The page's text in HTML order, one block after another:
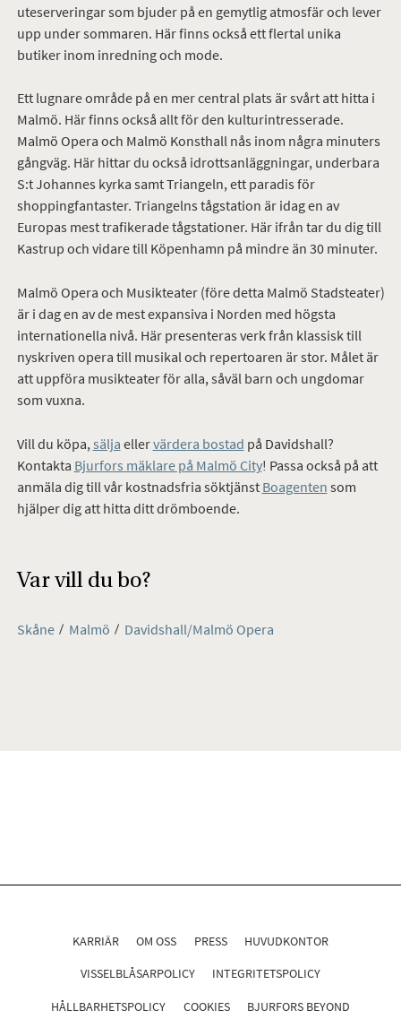
uteserveringar som bjuder på en gemytlig atmosfär och lever
upp under sommaren. Här finns också ett flertal unika
butiker inom inredning och mode.
Ett lugnare område på en mer central plats är svårt att hitta i
Malmö. Här finns också allt för den kulturintresserade.
Malmö Opera och Malmö Konsthall nås inom några minuters
gångväg. Här hittar du också idrottsanläggningar, underbara
S:t Johannes kyrka samt Triangeln, ett paradis för
shoppingfantaster. Triangelns tågstation är idag en av
Europas mest trafikerade tågstationer. Här ifrån tar du dig till
Kastrup och vidare till Köpenhamn på mindre än 30 minuter.
Malmö Opera och Musikteater (före detta Malmö Stadsteater)
är i dag en av de mest expansiva i Norden med högsta
internationella nivå. Här presenteras verk från klassisk till
nyskriven opera till musikal och repertoaren är stor. Målet är
att uppföra musikteater för alla, såväl barn och ungdomar
som vuxna.
Vill du köpa,sälja ellervärdera bostad på Davidshall?
Kontakta Bjurfors mäklare på Malmö City! Passa också på att
anmäla dig till vår kostnadsfria söktjänst Boagenten som
hjälper dig att hitta ditt drömboende.
Var vill du bo?
Skåne Malmö Davidshall/Malmö Opera
KARRIÄR OM OSS PRESS HUVUDKONTOR
VISSELBLÅSARPOLICY INTEGRITETSPOLICY
HÅLLBARHETSPOLICY COOKIES BJURFORS BEYOND